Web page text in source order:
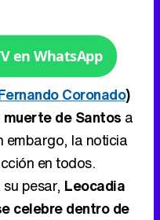
en WhatsApp
Coronado)
muerte de Santos a
embargo, la noticia
en todos.
pesar, Leocadia
celebre dentro de